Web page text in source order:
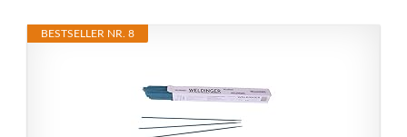
BESTSELLER NR. 8